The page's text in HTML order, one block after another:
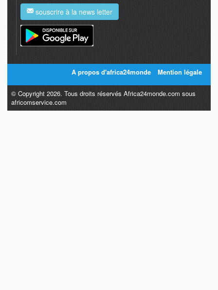
souscrire à la news letter
A propos d'africa24monde Mention légale
© Copyright 2026. Tous droits réservés Africa24monde.com sous
africomservice.com